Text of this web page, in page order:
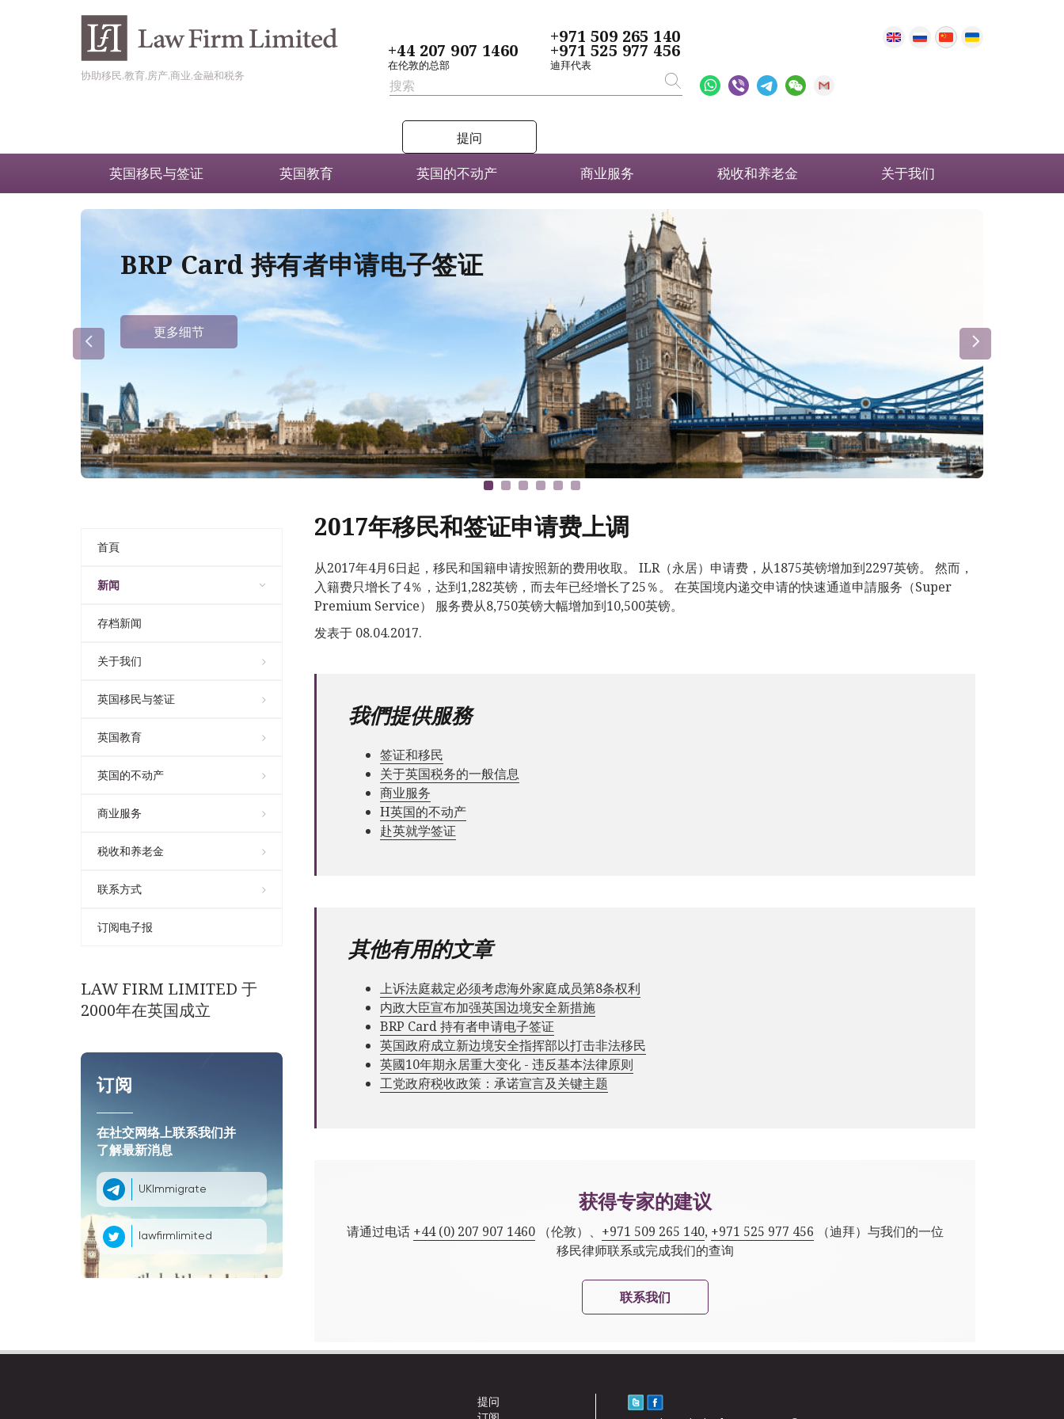
协助移民,教育,房产,商业,金融和税务
+44 207 907 1460
在伦敦的总部
+971 509 265 140
+971 525 977 456
迪拜代表
提问
英国移民与签证 英国教育 英国的不动产 商业服务 税收和养老金 关于我们
BRP Card 持有者申请电子签证
更多细节
首頁
新闻
存档新闻
关于我们
英国移民与签证
英国教育
英国的不动产
商业服务
税收和养老金
联系方式
订阅电子报
LAW FIRM LIMITED 于
2000年在英国成立
订阅
在社交网络上联系我们并
了解最新消息
UKImmigrate
lawfirmlimited
2017年移民和签证申请费上调
从2017年4月6日起，移民和国籍申请按照新的费用收取。 ILR（永居）申请费，从1875英镑增加到2297英镑。 然而，
入籍费只增长了4％，达到1,282英镑，而去年已经增长了25％。 在英国境内递交申请的快速通道申請服务（Super
Premium Service） 服务费从8,750英镑大幅增加到10,500英镑。
发表于 08.04.2017.
我們提供服務
签证和移民
关于英国税务的一般信息
商业服务
Н英国的不动产
赴英就学签证
其他有用的文章
上诉法庭裁定必须考虑海外家庭成员第8条权利
内政大臣宣布加强英国边境安全新措施
BRP Card 持有者申请电子签证
英国政府成立新边境安全指挥部以打击非法移民
英國10年期永居重大变化 - 违反基本法律原则
工党政府税收政策：承诺宣言及关键主题
获得专家的建议
请通过电话 +44 (0) 207 907 1460（伦敦）、 +971 509 265 140, +971 525 977 456 （迪拜）与我们的一位
移民律师联系或完成我们的查询
联系我们
提问